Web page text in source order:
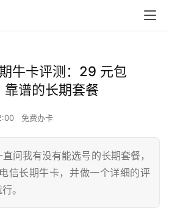
牛卡评测：29 元包
谱的长期套餐
免费办卡
问我有没有能选号的长期套餐，
信长期牛卡，并做一个详细的评
。